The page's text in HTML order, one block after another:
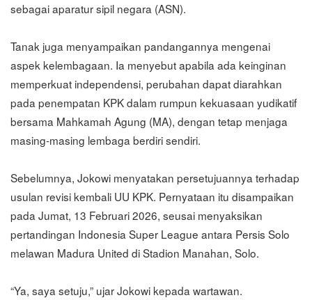
sebagai aparatur sipil negara (ASN).
Tanak juga menyampaikan pandangannya mengenai
aspek kelembagaan. Ia menyebut apabila ada keinginan
memperkuat independensi, perubahan dapat diarahkan
pada penempatan KPK dalam rumpun kekuasaan yudikatif
bersama Mahkamah Agung (MA), dengan tetap menjaga
masing-masing lembaga berdiri sendiri.
Sebelumnya, Jokowi menyatakan persetujuannya terhadap
usulan revisi kembali UU KPK. Pernyataan itu disampaikan
pada Jumat, 13 Februari 2026, seusai menyaksikan
pertandingan Indonesia Super League antara Persis Solo
melawan Madura United di Stadion Manahan, Solo.
“Ya, saya setuju,” ujar Jokowi kepada wartawan.